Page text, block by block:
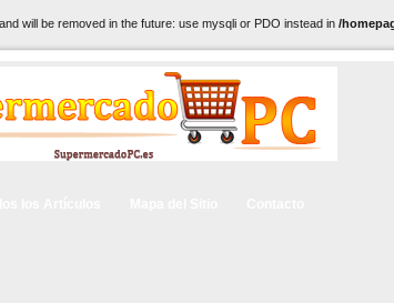
will be removed in the future: use mysqli or PDO instead in /